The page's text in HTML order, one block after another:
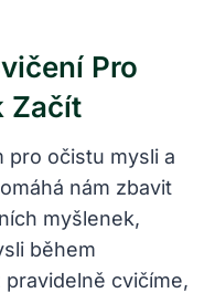
Pro
Začít
pro očistu mysli a
nám zbavit
myšlenek,
během
cvičíme,